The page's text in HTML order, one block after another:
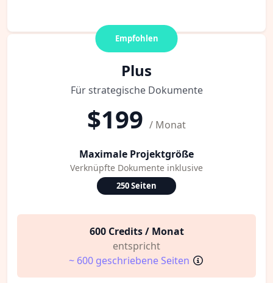
Empfohlen
Plus
Für strategische Dokumente
$199 / Monat
Maximale Projektgröße
Verknüpfte Dokumente inklusive
250 Seiten
600 Credits / Monat
entspricht
~ 600 geschriebene Seiten